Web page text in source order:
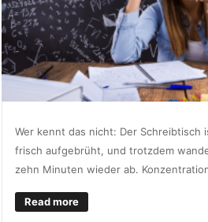
Wer kennt das nicht: Der Schreibtisch
frisch aufgebrüht, und trotzdem
zehn Minuten wieder ab.
Read more